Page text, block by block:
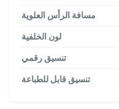
مسافة الرأس العلوية
لون الخلفية
تنسيق رقمي
تنسيق قابل للطباعة